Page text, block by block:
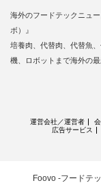
海外のフードテックニュ
ボ）』
培養肉、代替肉、代替魚
機、ロボットまで海外の
運営会社／運営者
広告サービス
Foovo -フードテ